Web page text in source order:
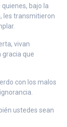
bajo la
les transmitieron
vivan
gracia que
con los malos
ustedes sean